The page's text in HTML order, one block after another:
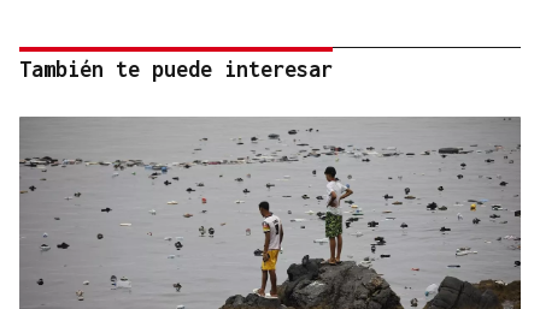
También te puede interesar